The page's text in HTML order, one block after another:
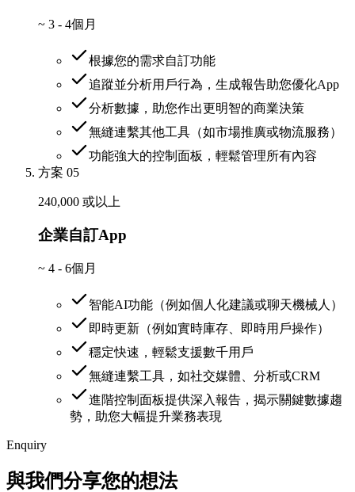
~ 3 - 4個月
根據您的需求自訂功能
追蹤並分析用戶行為，生成報告助您優化App
分析數據，助您作出更明智的商業決策
無縫連繫其他工具（如市場推廣或物流服務）
功能強大的控制面板，輕鬆管理所有內容
方案 05
240,000 或以上
企業自訂App
~ 4 - 6個月
智能AI功能（例如個人化建議或聊天機械人）
即時更新（例如實時庫存、即時用戶操作）
穩定快速，輕鬆支援數千用戶
無縫連繫工具，如社交媒體、分析或CRM
進階控制面板提供深入報告，揭示關鍵數據趨
勢，助您大幅提升業務表現
Enquiry
與我們分享您的想法